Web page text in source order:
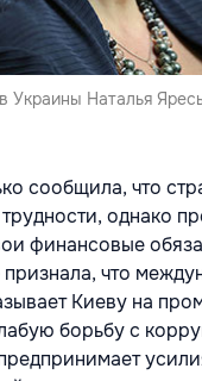
Украины Наталья
сообщила, что
однако
финансовые
что
Киеву на
борьбу с